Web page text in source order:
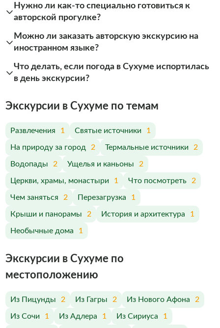
Нужно ли как-то специально готовиться к
авторской прогулке?
Можно ли заказать авторскую экскурсию на
иностранном языке?
Что делать, если погода в Сухуме испортилась
в день экскурсии?
Экскурсии в Сухуме по темам
Развлечения 1 Святые источники 1
На природу за город 2 Термальные источники 2
Водопады 2 Ущелья и каньоны 2
Церкви, храмы, монастыри 1 Что посмотреть 2
Чем заняться 2 Перезагрузка 1
Крыши и панорамы 2 История и архитектура 1
Необычные дома 1
Экскурсии в Сухуме по
меcтоположению
Из Пицунды 2 Из Гагры 2 Из Нового Афона 2
Из Сочи 1 Из Адлера 1 Из Сириуса 1